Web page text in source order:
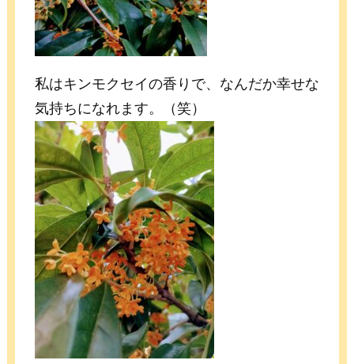
私はキンモクセイの香りで、なんだか幸せな
気持ちになれます。（笑）